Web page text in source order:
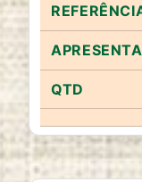
Name:
Purpose:
Este cookie
Cookie
1 year